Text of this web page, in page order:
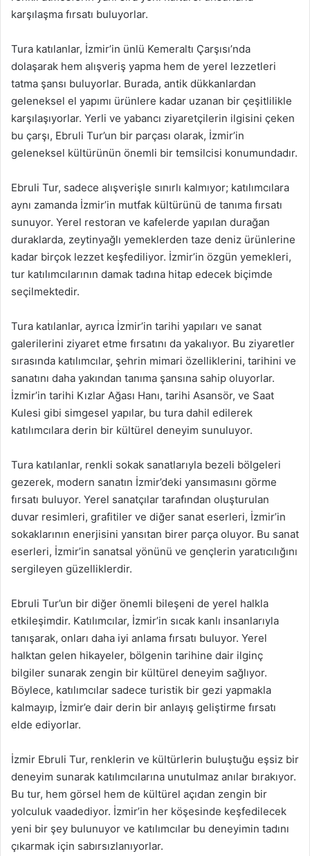
karşılaşma fırsatı buluyorlar.
Tura katılanlar, İzmir’in ünlü Kemeraltı Çarşısı’nda
dolaşarak hem alışveriş yapma hem de yerel lezzetleri
tatma şansı buluyorlar. Burada, antik dükkanlardan
geleneksel el yapımı ürünlere kadar uzanan bir çeşitlilikle
karşılaşıyorlar. Yerli ve yabancı ziyaretçilerin ilgisini çeken
bu çarşı, Ebruli Tur’un bir parçası olarak, İzmir’in
geleneksel kültürünün önemli bir temsilcisi konumundadır.
Ebruli Tur, sadece alışverişle sınırlı kalmıyor; katılımcılara
aynı zamanda İzmir’in mutfak kültürünü de tanıma fırsatı
sunuyor. Yerel restoran ve kafelerde yapılan durağan
duraklarda, zeytinyağlı yemeklerden taze deniz ürünlerine
kadar birçok lezzet keşfediliyor. İzmir’in özgün yemekleri,
tur katılımcılarının damak tadına hitap edecek biçimde
seçilmektedir.
Tura katılanlar, ayrıca İzmir’in tarihi yapıları ve sanat
galerilerini ziyaret etme fırsatını da yakalıyor. Bu ziyaretler
sırasında katılımcılar, şehrin mimari özelliklerini, tarihini ve
sanatını daha yakından tanıma şansına sahip oluyorlar.
İzmir’in tarihi Kızlar Ağası Hanı, tarihi Asansör, ve Saat
Kulesi gibi simgesel yapılar, bu tura dahil edilerek
katılımcılara derin bir kültürel deneyim sunuluyor.
Tura katılanlar, renkli sokak sanatlarıyla bezeli bölgeleri
gezerek, modern sanatın İzmir’deki yansımasını görme
fırsatı buluyor. Yerel sanatçılar tarafından oluşturulan
duvar resimleri, grafitiler ve diğer sanat eserleri, İzmir’in
sokaklarının enerjisini yansıtan birer parça oluyor. Bu sanat
eserleri, İzmir’in sanatsal yönünü ve gençlerin yaratıcılığını
sergileyen güzelliklerdir.
Ebruli Tur’un bir diğer önemli bileşeni de yerel halkla
etkileşimdir. Katılımcılar, İzmir’in sıcak kanlı insanlarıyla
tanışarak, onları daha iyi anlama fırsatı buluyor. Yerel
halktan gelen hikayeler, bölgenin tarihine dair ilginç
bilgiler sunarak zengin bir kültürel deneyim sağlıyor.
Böylece, katılımcılar sadece turistik bir gezi yapmakla
kalmayıp, İzmir’e dair derin bir anlayış geliştirme fırsatı
elde ediyorlar.
İzmir Ebruli Tur, renklerin ve kültürlerin buluştuğu eşsiz bir
deneyim sunarak katılımcılarına unutulmaz anılar bırakıyor.
Bu tur, hem görsel hem de kültürel açıdan zengin bir
yolculuk vaadediyor. İzmir’in her köşesinde keşfedilecek
yeni bir şey bulunuyor ve katılımcılar bu deneyimin tadını
çıkarmak için sabırsızlanıyorlar.